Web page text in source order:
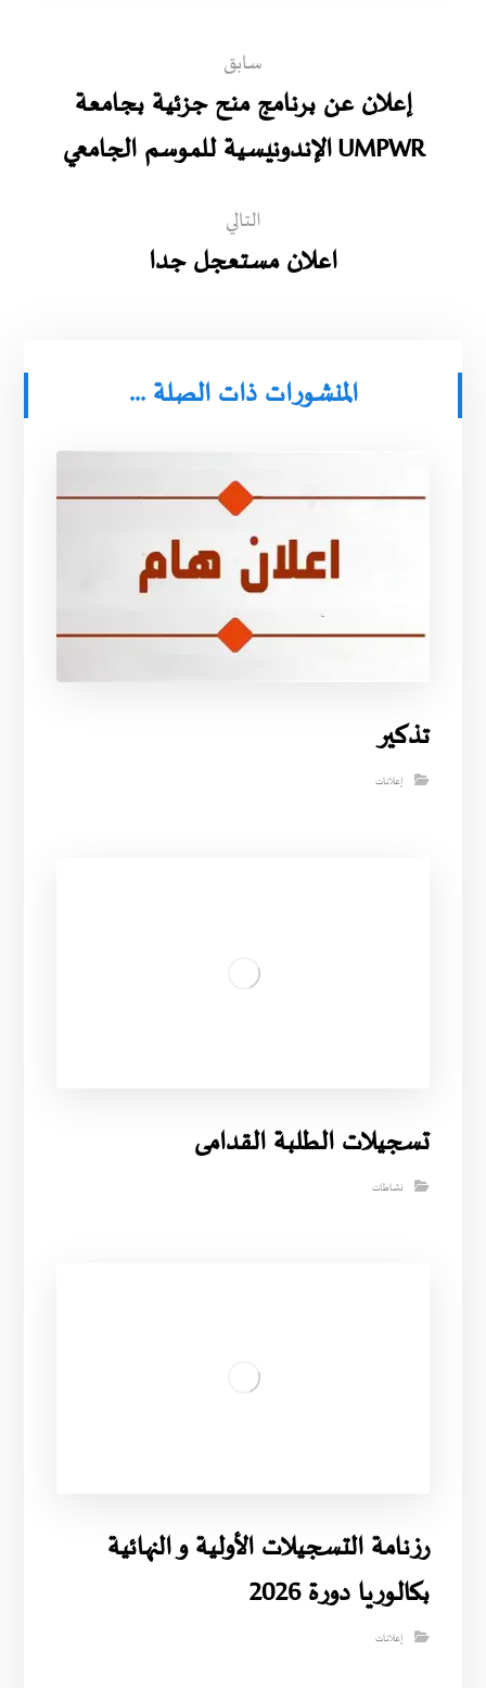
سابق
إعلان عن برنامج منح جزئية بجامعة
UMPWR الإندونيسية للموسم الجامعي
التالي
اعلان مستعجل جدا
المنشورات ذات الصلة ...
تذكير
إعلانات
تسجيلات الطلبة القدامى
نشاطات
رزنامة التسجيلات الأولية و النهائية
بكالوريا دورة 2026
إعلانات